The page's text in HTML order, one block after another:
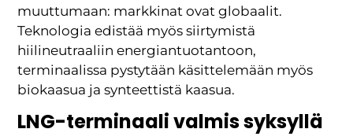
muuttumaan: markkinat ovat globaalit.
Teknologia edistää myös siirtymistä
hiilineutraaliin energiantuotantoon,
terminaalissa pystytään käsittelemään myös
biokaasua ja synteettistä kaasua.
LNG-terminaali valmis syksyllä